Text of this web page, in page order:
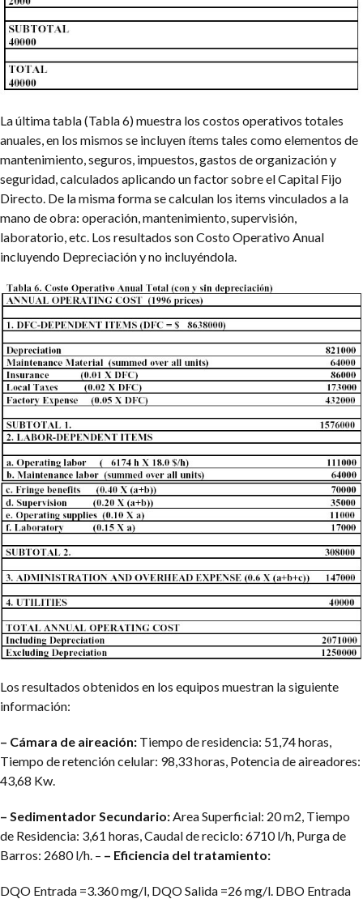
La última tabla (Tabla 6) muestra los costos operativos totales
anuales, en los mismos se incluyen ítems tales como elementos de
mantenimiento, seguros, impuestos, gastos de organización y
seguridad, calculados aplicando un factor sobre el Capital Fijo
Directo. De la misma forma se calculan los items vinculados a la
mano de obra: operación, mantenimiento, supervisión,
laboratorio, etc. Los resultados son Costo Operativo Anual
incluyendo Depreciación y no incluyéndola.
Los resultados obtenidos en los equipos muestran la siguiente
información:
– Cámara de aireación: Tiempo de residencia: 51,74 horas,
Tiempo de retención celular: 98,33 horas, Potencia de aireadores:
43,68 Kw.
– Sedimentador Secundario: Area Superficial: 20 m2, Tiempo
de Residencia: 3,61 horas, Caudal de reciclo: 6710 l/h, Purga de
Barros: 2680 l/h. – – Eficiencia del tratamiento:
DQO Entrada =3.360 mg/l, DQO Salida =26 mg/l. DBO Entrada